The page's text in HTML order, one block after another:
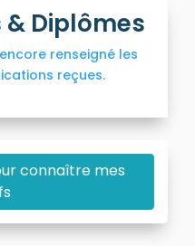
Diplômes
renseigné les
reçues.
connaître mes